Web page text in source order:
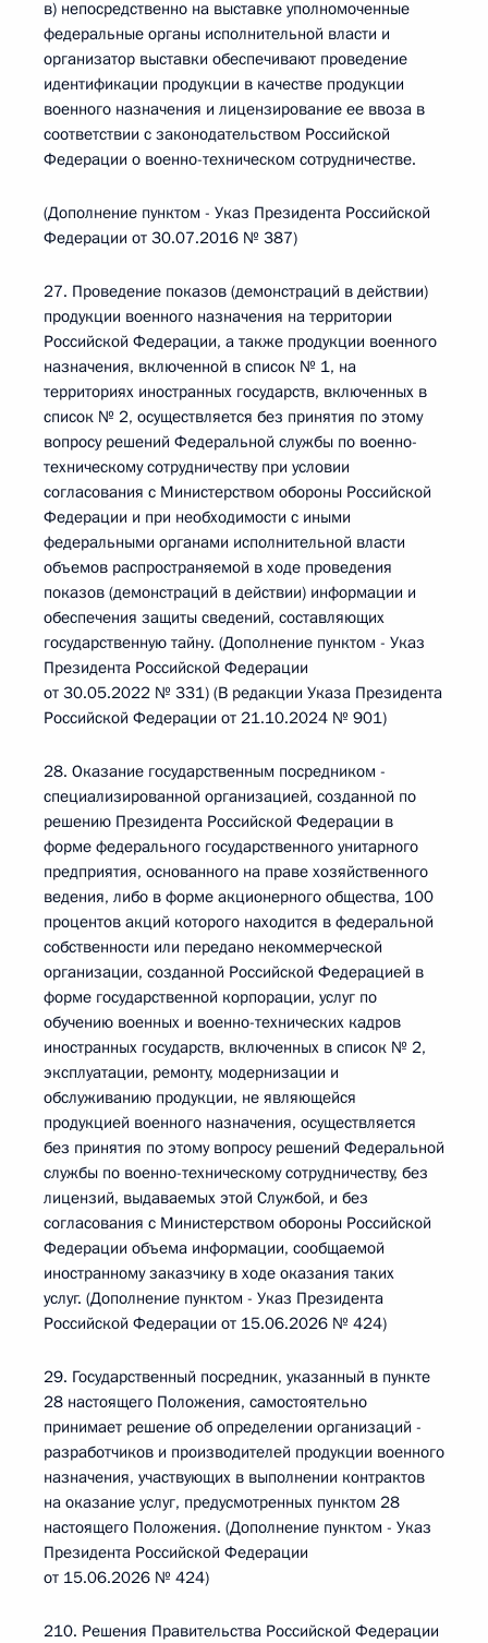
в) непосредственно на выставке уполномоченные
федеральные органы исполнительной власти и
организатор выставки обеспечивают проведение
идентификации продукции в качестве продукции
военного назначения и лицензирование ее ввоза в
соответствии с законодательством Российской
Федерации о военно-техническом сотрудничестве.
(Дополнение пунктом - Указ Президента Российской
Федерации от 30.07.2016 № 387)
27. Проведение показов (демонстраций в действии)
продукции военного назначения на территории
Российской Федерации, а также продукции военного
назначения, включенной в список № 1, на
территориях иностранных государств, включенных в
список № 2, осуществляется без принятия по этому
вопросу решений Федеральной службы по военно-
техническому сотрудничеству при условии
согласования с Министерством обороны Российской
Федерации и при необходимости с иными
федеральными органами исполнительной власти
объемов распространяемой в ходе проведения
показов (демонстраций в действии) информации и
обеспечения защиты сведений, составляющих
государственную тайну. (Дополнение пунктом - Указ
Президента Российской Федерации
от 30.05.2022 № 331) (В редакции Указа Президента
Российской Федерации от 21.10.2024 № 901)
28. Оказание государственным посредником -
специализированной организацией, созданной по
решению Президента Российской Федерации в
форме федерального государственного унитарного
предприятия, основанного на праве хозяйственного
ведения, либо в форме акционерного общества, 100
процентов акций которого находится в федеральной
собственности или передано некоммерческой
организации, созданной Российской Федерацией в
форме государственной корпорации, услуг по
обучению военных и военно-технических кадров
иностранных государств, включенных в список № 2,
эксплуатации, ремонту, модернизации и
обслуживанию продукции, не являющейся
продукцией военного назначения, осуществляется
без принятия по этому вопросу решений Федеральной
службы по военно-техническому сотрудничеству, без
лицензий, выдаваемых этой Службой, и без
согласования с Министерством обороны Российской
Федерации объема информации, сообщаемой
иностранному заказчику в ходе оказания таких
услуг. (Дополнение пунктом - Указ Президента
Российской Федерации от 15.06.2026 № 424)
29. Государственный посредник, указанный в пункте
28 настоящего Положения, самостоятельно
принимает решение об определении организаций -
разработчиков и производителей продукции военного
назначения, участвующих в выполнении контрактов
на оказание услуг, предусмотренных пунктом 28
настоящего Положения. (Дополнение пунктом - Указ
Президента Российской Федерации
от 15.06.2026 № 424)
210. Решения Правительства Российской Федерации